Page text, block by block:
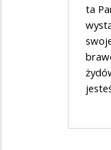
ta